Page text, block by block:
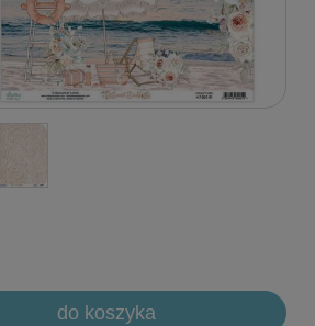
do koszyka